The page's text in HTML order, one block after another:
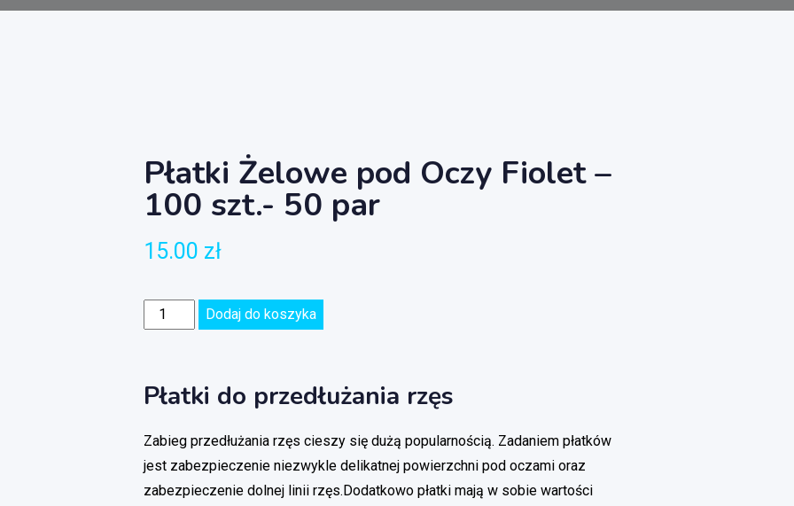
Płatki Żelowe pod Oczy Fiolet –
100 szt.- 50 par
15.00 zł
Dodaj do koszyka
Płatki do przedłużania rzęs
Zabieg przedłużania rzęs cieszy się dużą popularnością. Zadaniem płatków
jest zabezpieczenie niezwykle delikatnej powierzchni pod oczami oraz
zabezpieczenie dolnej linii rzęs.Dodatkowo płatki mają w sobie wartości